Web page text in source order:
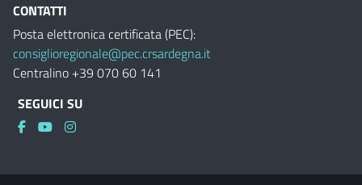
CONTATTI
Posta elettronica certificata (PEC):
consiglioregionale@pec.crsardegna.it
Centralino +39 070 60 141
SEGUICI SU